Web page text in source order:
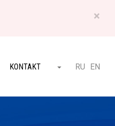
×
KONTAKT Otsi ET
RU EN